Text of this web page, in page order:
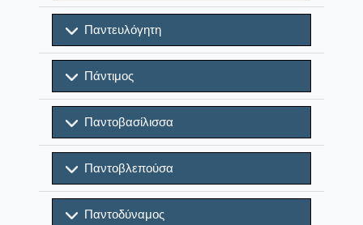
Παντευλόγητη
Πάντιμος
Παντοβασίλισσα
Παντοβλεπούσα
Παντοδύναμος